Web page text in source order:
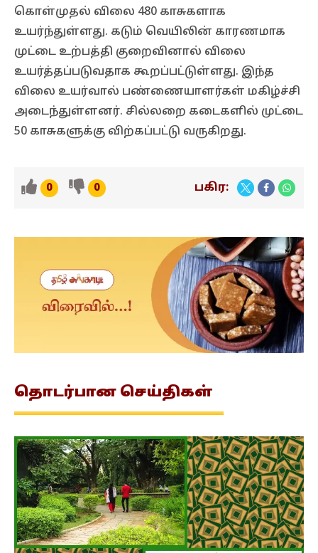
கொள்முதல் விலை 480 காசுகளாக
உயர்ந்துள்ளது. கடும் வெயிலின் காரணமாக
முட்டை உற்பத்தி குறைவினால் விலை
உயர்த்தப்படுவதாக கூறப்பட்டுள்ளது. இந்த
விலை உயர்வால் பண்ணையாளர்கள் மகிழ்ச்சி
அடைந்துள்ளனர். சில்லறை கடைகளில் முட்டை
50 காசுகளுக்கு விற்கப்பட்டு வருகிறது.
0 0 பகிர:
தொடர்பான செய்திகள்